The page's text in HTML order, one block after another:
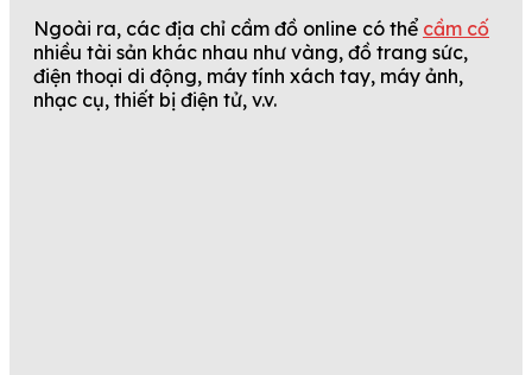
Ngoài ra, các địa chỉ cầm đồ online có thể cầm cố
nhiều tài sản khác nhau như vàng, đồ trang sức,
điện thoại di động, máy tính xách tay, máy ảnh,
nhạc cụ, thiết bị điện tử, v.v.